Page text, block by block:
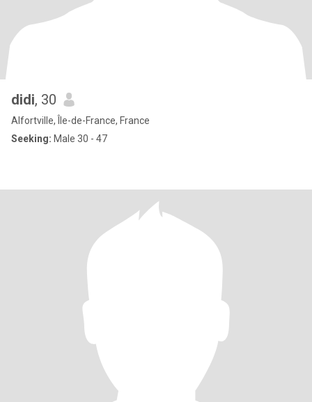
didi, 30
Alfortville, Île-de-France, France
Seeking: Male 30 - 47